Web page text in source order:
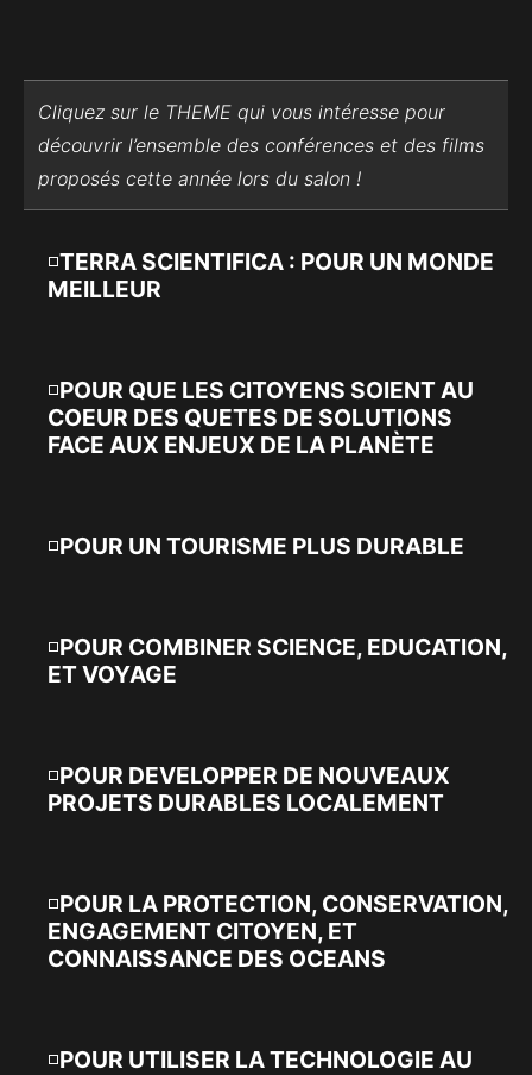
Cliquez sur le THEME qui vous intéresse pour
découvrir l’ensemble des conférences et des films
proposés cette année lors du salon !
TERRA SCIENTIFICA : POUR UN MONDE
MEILLEUR
POUR QUE LES CITOYENS SOIENT AU
COEUR DES QUETES DE SOLUTIONS
FACE AUX ENJEUX DE LA PLANÈTE
POUR UN TOURISME PLUS DURABLE
POUR COMBINER SCIENCE, EDUCATION,
ET VOYAGE
POUR DEVELOPPER DE NOUVEAUX
PROJETS DURABLES LOCALEMENT
POUR LA PROTECTION, CONSERVATION,
ENGAGEMENT CITOYEN, ET
CONNAISSANCE DES OCEANS
POUR UTILISER LA TECHNOLOGIE AU